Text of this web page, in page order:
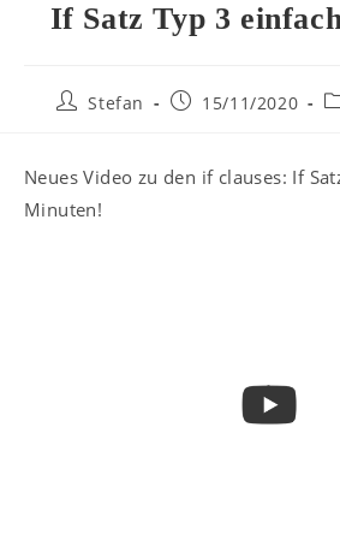
If Satz Typ 3
Stefan 15/11/2020
Neues Video zu den if clauses: If
Minuten!